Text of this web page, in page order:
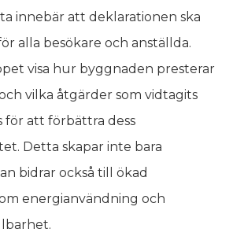
innebär att deklarationen ska
alla besökare och anställda.
visa hur byggnaden presterar
vilka åtgärder som vidtagits
för att förbättra dess
Detta skapar inte bara
bidrar också till ökad
energianvändning och